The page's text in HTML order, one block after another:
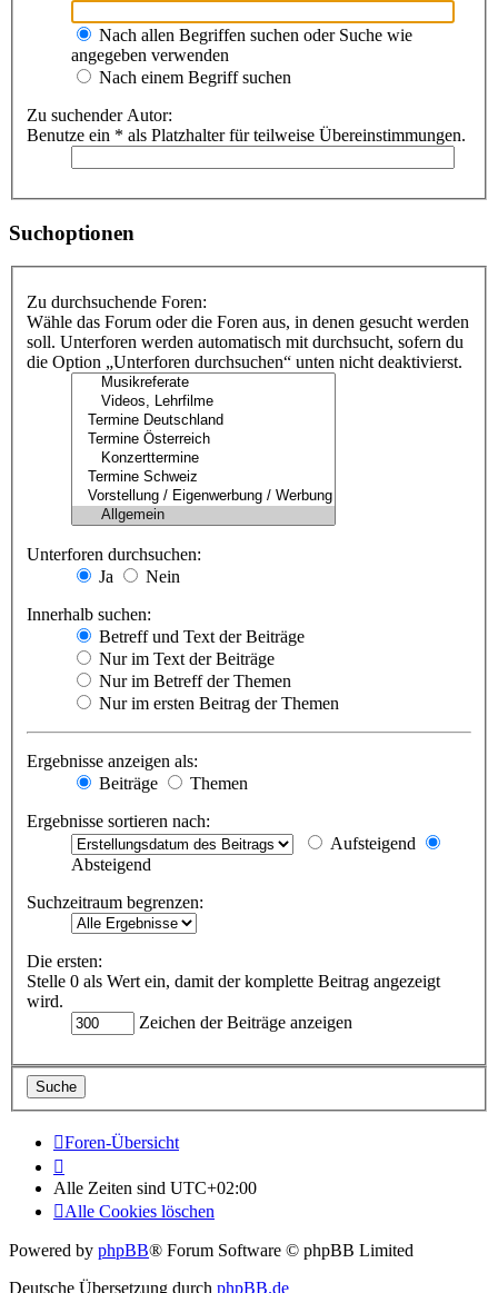
Nach allen Begriffen suchen oder Suche wie
angegeben verwenden
Nach einem Begriff suchen
Zu suchender Autor:
Benutze ein * als Platzhalter für teilweise Übereinstimmungen.
Suchoptionen
Zu durchsuchende Foren:
Wähle das Forum oder die Foren aus, in denen gesucht werden
soll. Unterforen werden automatisch mit durchsucht, sofern du
die Option „Unterforen durchsuchen“ unten nicht deaktivierst.
Unterforen durchsuchen:
Ja
Nein
Innerhalb suchen:
Betreff und Text der Beiträge
Nur im Text der Beiträge
Nur im Betreff der Themen
Nur im ersten Beitrag der Themen
Ergebnisse anzeigen als:
Beiträge
Themen
Ergebnisse sortieren nach:
Aufsteigend
Absteigend
Suchzeitraum begrenzen:
Die ersten:
Stelle 0 als Wert ein, damit der komplette Beitrag angezeigt
wird.
Zeichen der Beiträge anzeigen
Foren-Übersicht
Alle Zeiten sind UTC+02:00
Alle Cookies löschen
Powered by phpBB® Forum Software © phpBB Limited
Deutsche Übersetzung durch phpBB.de